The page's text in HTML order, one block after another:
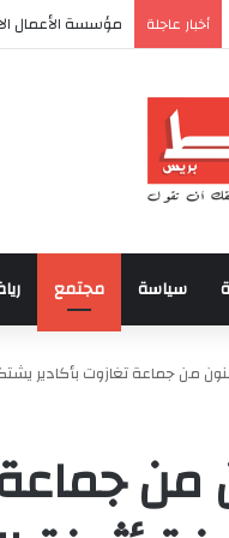
أخبار عاجلة أكادير تحتضن
سياسة مجتمع
من جماعة تغازوت بأكادير